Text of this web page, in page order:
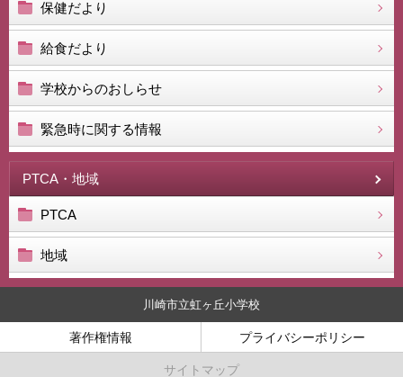
保健だより
給食だより
学校からのおしらせ
緊急時に関する情報
PTCA・地域
PTCA
地域
川崎市立虹ヶ丘小学校
著作権情報 プライバシーポリシー
サイトマップ